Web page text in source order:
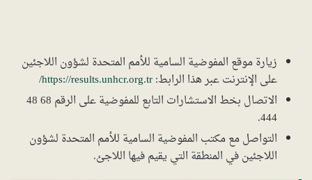
زيارة موقع المفوضية السامية للأمم المتحدة لشؤون اللاجئين
على الإنترنت عبر هذا الرابط:https://results.unhcr.org.tr/
الاتصال بخط الاستشارات التابع للمفوضية على الرقم 68 48
444.
التواصل مع مكتب المفوضية السامية للأمم المتحدة لشؤون
اللاجئين في المنطقة التي يقيم فيها اللاجئ.